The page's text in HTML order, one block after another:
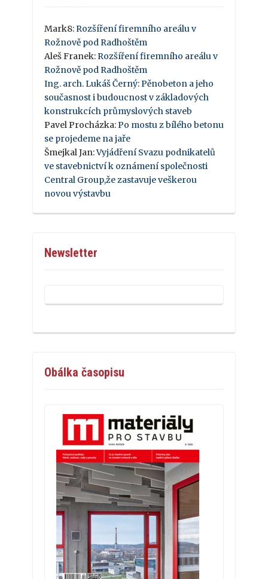
Mark8: Rozšíření firemního areálu v
Rožnově pod Radhoštěm
Aleš Franek: Rozšíření firemního areálu v
Rožnově pod Radhoštěm
Ing. arch. Lukáš Černý: Pěnobeton a jeho
současnost i budoucnost v základových
konstrukcích průmyslových staveb
Pavel Procházka: Po mostu z bílého betonu
se projedeme na jaře
Šmejkal Jan:Vyjádření Svazu podnikatelů
ve stavebnictví k oznámení společnosti
Central Group,že zastavuje veškerou
novou výstavbu
Newsletter
Obálka časopisu